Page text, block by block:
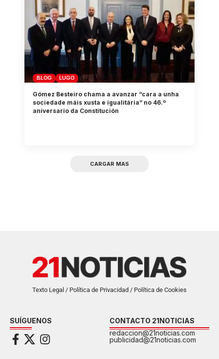
BLOG LUGO
Gómez Besteiro chama a avanzar “cara a unha
sociedade máis xusta e igualitária” no 46.º
aniversario da Constitución
CARGAR MAS
Texto Legal / Política de Privacidad / Política de Cookies
SUÍGUENOS
CONTACTO 21NOTICIAS
redaccion@21noticias.com
publicidad@21noticias.com